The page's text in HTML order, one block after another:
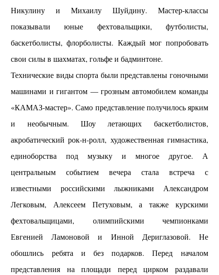
Никулину и Михаилу Шуйдину. Мастер-классы
показывали юные фехтовальщики, футболисты,
баскетболисты, флорболисты. Каждый мог попробовать
свои силы в шахматах, гольфе и бадминтоне.
Технические виды спорта были представлены гоночными
машинами и гигантом — грозным автомобилем команды
«КАМАЗ-мастер». Само представление получилось ярким
и необычным. Шоу летающих баскетболистов,
акробатический рок-н-ролл, художественная гимнастика,
единоборства под музыку и многое другое. А
центральным событием вечера стала встреча с
известными российскими лыжниками Александром
Легковым, Алексеем Петуховым, а также курскими
фехтовальщицами, олимпийскими чемпионками
Евгенией Ламоновой и Инной Дериглазовой. Не
обошлись ребята и без подарков. Перед началом
представления на площади перед цирком раздавали